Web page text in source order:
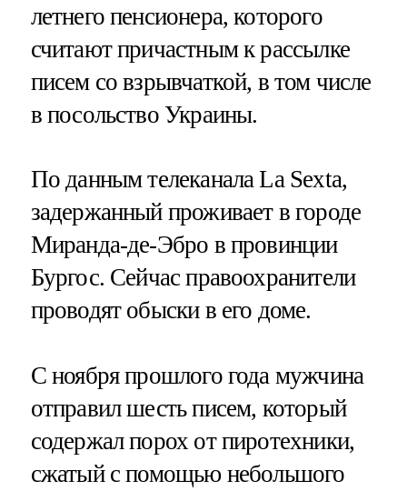
летнего пенсионера, которого
считают причастным к рассылке
писем со взрывчаткой, в том числе
в посольство Украины.
По данным телеканала La Sexta,
задержанный проживает в городе
Миранда-де-Эбро в провинции
Бургос. Сейчас правоохранители
проводят обыски в его доме.
С ноября прошлого года мужчина
отправил шесть писем, который
содержал порох от пиротехники,
сжатый с помощью небольшого